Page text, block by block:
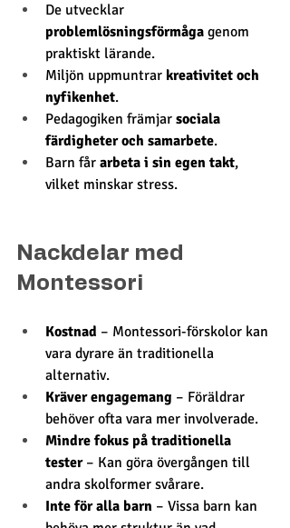
De utvecklar
problemlösningsförmåga genom
praktiskt lärande.
Miljön uppmuntrar kreativitet och
nyfikenhet.
Pedagogiken främjar sociala
färdigheter och samarbete.
Barn får arbeta i sin egen takt,
vilket minskar stress.
Nackdelar med
Montessori
Kostnad – Montessori-förskolor kan
vara dyrare än traditionella
alternativ.
Kräver engagemang – Föräldrar
behöver ofta vara mer involverade.
Mindre fokus på traditionella
tester – Kan göra övergången till
andra skolformer svårare.
Inte för alla barn – Vissa barn kan